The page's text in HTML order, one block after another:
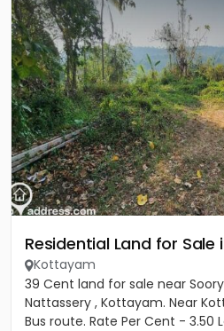
Residential Land for
Kottayam
39 Cent land for sale near
Nattassery , Kottayam. Near
Bus route. Rate Per Cent - 3.50